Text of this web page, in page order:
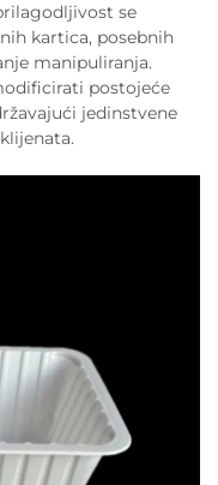
se
kartica, posebnih
manipuliranja.
postojeće
jedinstvene